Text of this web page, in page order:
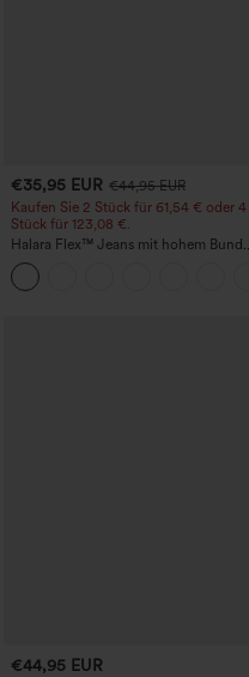
€35,95 EUR €44,95 EUR
Kaufen Sie 2 Stück für 61,54 € oder 4
Stück für 123,08 €.
Halara Flex™ Jeans mit hohem Bund
und Taschen, gewaschener, lässiger
Bootcut
€44,95 EUR